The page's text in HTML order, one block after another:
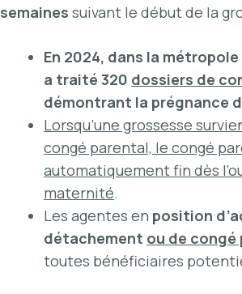
semaines suivant le début de la
En 2024, dans la métropole
a traité 320 dossiers de
démontrant la prégnance
Lorsqu’une grossesse
congé parental, le congé
automatiquement fin dès
maternité.
Les agentes en position
détachement ou de congé
toutes bénéficiaires